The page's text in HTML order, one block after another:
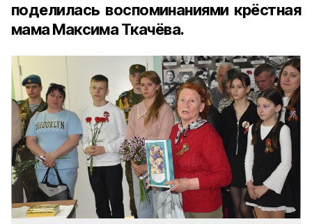
поделилась воспоминаниями крёстная
мама Максима Ткачёва.